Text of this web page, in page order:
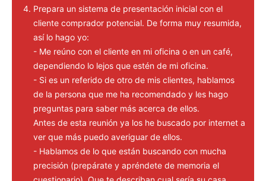
Prepara un sistema de presentación inicial con el
cliente comprador potencial. De forma muy resumida,
así lo hago yo:
- Me reúno con el cliente en mi oficina o en un café,
dependiendo lo lejos que estén de mi oficina.
- Si es un referido de otro de mis clientes, hablamos
de la persona que me ha recomendado y les hago
preguntas para saber más acerca de ellos.
Antes de esta reunión ya los he buscado por internet a
ver que más puedo averiguar de ellos.
- Hablamos de lo que están buscando con mucha
precisión (prepárate y apréndete de memoria el